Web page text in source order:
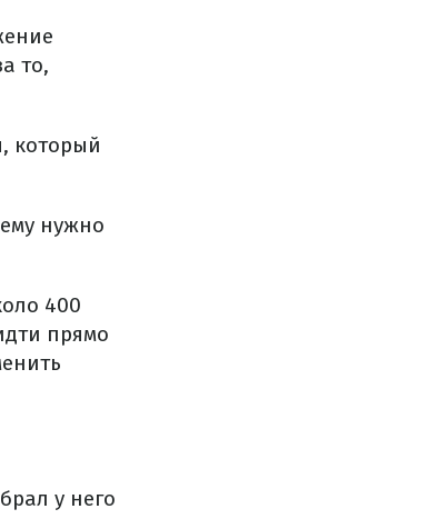
то,
который
нужно
400
прямо
у него